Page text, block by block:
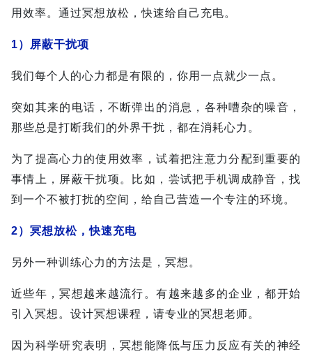
用效率。通过冥想放松，快速给自己充电。
1） 屏蔽干扰项
我们每个人的心力都是有限的，你用一点就少一点。
突如其来的电话，不断弹出的消息，各种嘈杂的噪音，
那些总是打断我们的外界干扰，都在消耗心力。
为了提高心力的使用效率，试着把注意力分配到重要的
事情上，屏蔽干扰项。比如，尝试把手机调成静音，找
到一个不被打扰的空间，给自己营造一个专注的环境。
2） 冥想放松，快速充电
另外一种训练心力的方法是，冥想。
近些年，冥想越来越流行。有越来越多的企业，都开始
引入冥想。设计冥想课程，请专业的冥想老师。
因为科学研究表明，冥想能降低与压力反应有关的神经